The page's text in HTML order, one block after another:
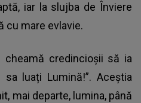
iar la slujba de Înviere
cu mare evlavie.
cheamă credincioșii să ia
sa luați Lumină!”. Aceştia
mai departe, lumina, până